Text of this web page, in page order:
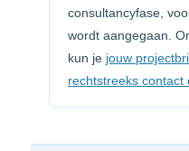
consultancyfase,
wordt aangegaan.
kun je jouw
rechtstreeks contact